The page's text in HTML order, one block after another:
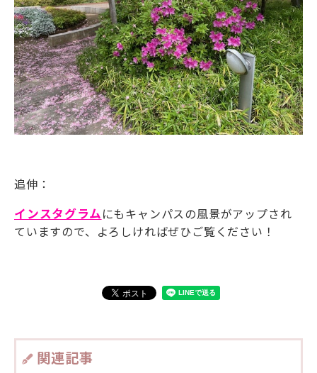
追伸：
インスタグラムにもキャンパスの風景がアップされ
ていますので、よろしければぜひご覧ください！
関連記事